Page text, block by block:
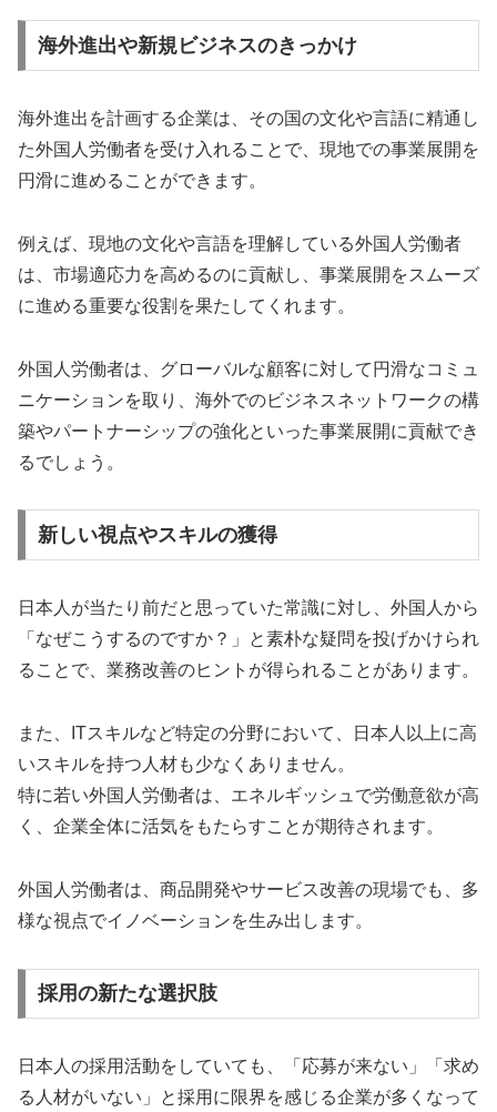
海外進出や新規ビジネスのきっかけ
海外進出を計画する企業は、その国の文化や言語に精通し
た外国人労働者を受け入れることで、現地での事業展開を
円滑に進めることができます。
例えば、現地の文化や言語を理解している外国人労働者
は、市場適応力を高めるのに貢献し、事業展開をスムーズ
に進める重要な役割を果たしてくれます。
外国人労働者は、グローバルな顧客に対して円滑なコミュ
ニケーションを取り、海外でのビジネスネットワークの構
築やパートナーシップの強化といった事業展開に貢献でき
るでしょう。
新しい視点やスキルの獲得
日本人が当たり前だと思っていた常識に対し、外国人から
「なぜこうするのですか？」と素朴な疑問を投げかけられ
ることで、業務改善のヒントが得られることがあります。
また、ITスキルなど特定の分野において、日本人以上に高
いスキルを持つ人材も少なくありません。
特に若い外国人労働者は、エネルギッシュで労働意欲が高
く、企業全体に活気をもたらすことが期待されます。
外国人労働者は、商品開発やサービス改善の現場でも、多
様な視点でイノベーションを生み出します。
採用の新たな選択肢
日本人の採用活動をしていても、「応募が来ない」「求め
る人材がいない」と採用に限界を感じる企業が多くなって